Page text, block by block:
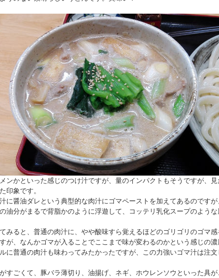
ンかといった感じのつけ汁ですが、量のインパクトもそうですが、
印象です。
に醤油ダレという典型的な肉汁にゴマペーストを加えてあるのです
油分がまるで背脂かのように浮遊して、コッテリ乳化スープのような
みると、普通の肉汁に、やや酸味すら覚えるほどのゴリゴリのゴマ
が、なんかゴマが入ることでここまで味が変わるのかという感じの濃
に普通の肉汁も味わってみたかったですが、この力強いゴマ汁は注文
すごくて、豚バラ薄切り、油揚げ、ネギ、ホウレンソウといった具